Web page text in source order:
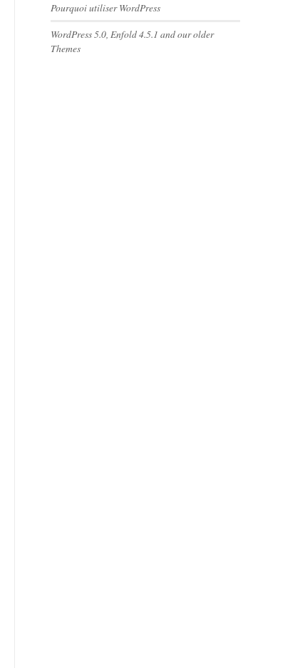
Pourquoi utiliser WordPress
WordPress 5.0, Enfold 4.5.1 and our older
Themes